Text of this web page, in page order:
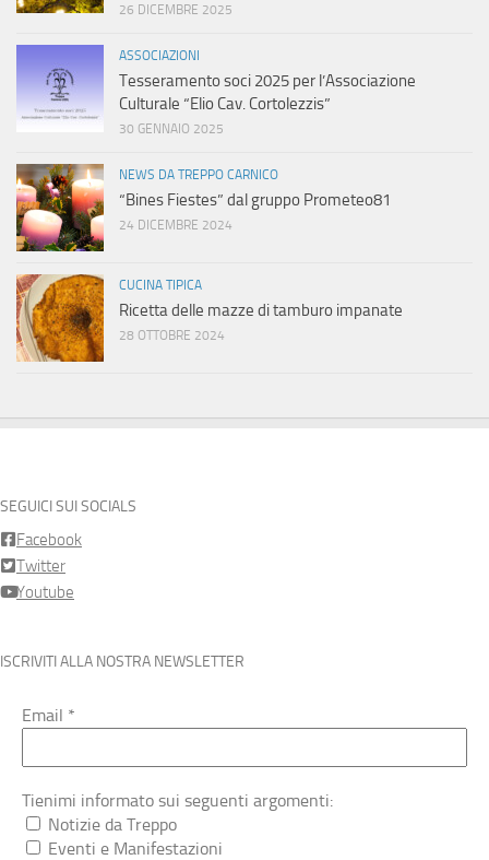
26 DICEMBRE 2025
ASSOCIAZIONI
Tesseramento soci 2025 per l’Associazione
Culturale “Elio Cav. Cortolezzis”
30 GENNAIO 2025
NEWS DA TREPPO CARNICO
“Bines Fiestes” dal gruppo Prometeo81
24 DICEMBRE 2024
CUCINA TIPICA
Ricetta delle mazze di tamburo impanate
28 OTTOBRE 2024
SEGUICI SUI SOCIALS
Facebook
Twitter
Youtube
ISCRIVITI ALLA NOSTRA NEWSLETTER
Email *
Tienimi informato sui seguenti argomenti:
Notizie da Treppo
Eventi e Manifestazioni